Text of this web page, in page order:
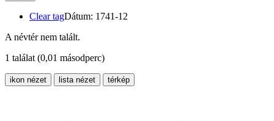
Clear tagDátum: 1741-12
A névtér nem talált.
1 találat (0,01 másodperc)
ikon nézet lista nézet térkép